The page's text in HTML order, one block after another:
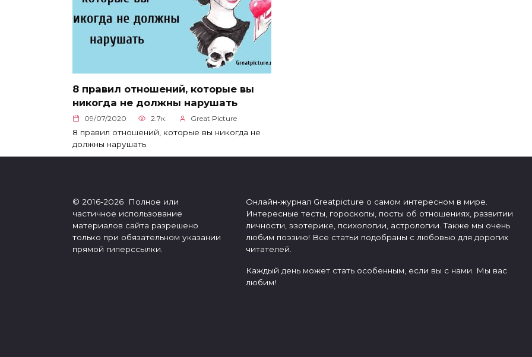
8 правил отношений, которые вы
никогда не должны нарушать
09/07/2020 2.7к. Great Picture
8 правил отношений, которые вы никогда не
должны нарушать.
© 2016-2026 Полное или
частичное использование
материалов сайта разрешено
только при обязательном указании
прямой гиперссылки.
Онлайн-журнал Greatpicture о самом интересном в мире.
Интересные тесты, гороскопы, посты об отношениях, развитии
личности, эзотерике, психологии, астрологии. Также мы очень
любим поэзию! Все статьи подобраны с любовью для дорогих
читателей.
Каждый день может стать особенным, если вы с нами. Мы вас
любим!